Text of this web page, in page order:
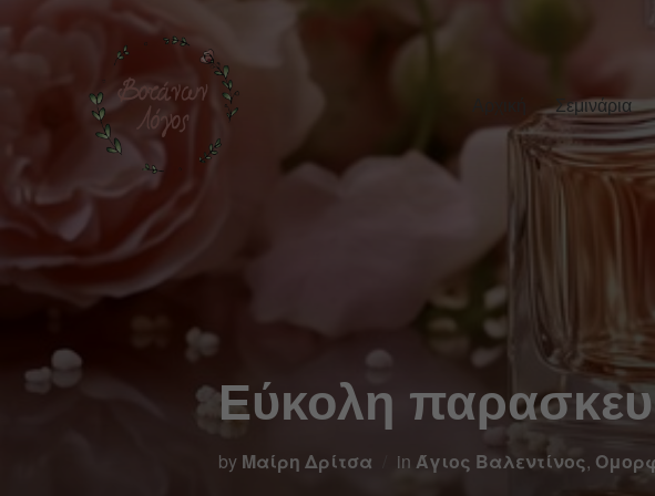
Σεμινάρια
Εύκολη
by Μαίρη Δρίτσα in Άγιος Βαλεντίνος,